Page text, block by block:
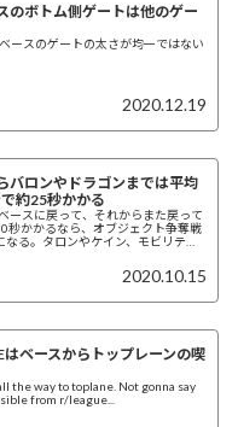
のボトム側ゲートは他のゲー
ースのゲートの太さが均一ではない
2020.12.19
バロンやドラゴンまでは平均
約25秒かかる
ースに戻って、それからまた戻って
秒かかるなら、オブジェクト争奪戦
る。タロンやケイン、モビリティ
2020.10.15
はベースからトップレーンの喫
the way to toplane. Not gonna say
from r/league...